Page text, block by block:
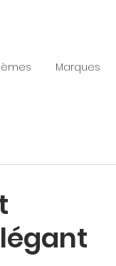
Marques